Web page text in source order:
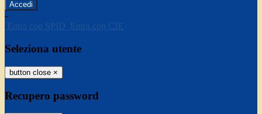
-
Entra con SPID
Entra con CIE
Seleziona utente
button close ×
Recupero password